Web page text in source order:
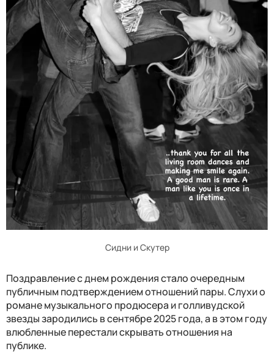
Сидни и Скутер
Поздравление с днем ​​рождения стало очередным
публичным подтверждением отношений пары. Слухи о
романе музыкального продюсера и голливудской
звезды зародились в сентябре 2025 года, а в этом году
влюбленные перестали скрывать отношения на
публике.